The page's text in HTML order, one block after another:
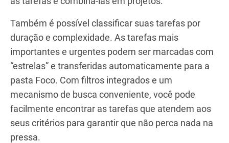
Também é possível classificar suas tarefas por
duração e complexidade. As tarefas mais
importantes e urgentes podem ser marcadas com
“estrelas” e transferidas automaticamente para a
pasta Foco. Com filtros integrados e um
mecanismo de busca conveniente, você pode
facilmente encontrar as tarefas que atendem aos
seus critérios para garantir que não perca nada na
pressa.